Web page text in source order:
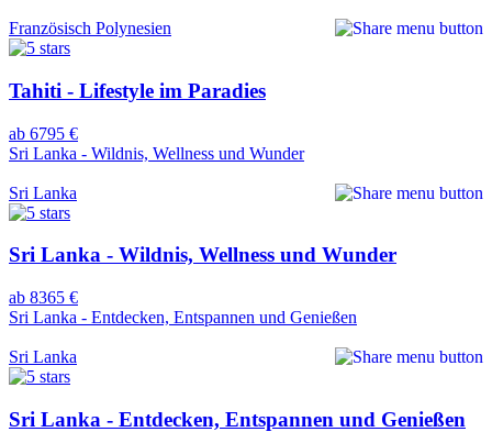
Französisch Polynesien
Tahiti - Lifestyle im Paradies
ab 6795 €
Sri Lanka - Wildnis, Wellness und Wunder
Sri Lanka
Sri Lanka - Wildnis, Wellness und Wunder
ab 8365 €
Sri Lanka - Entdecken, Entspannen und Genießen
Sri Lanka
Sri Lanka - Entdecken, Entspannen und Genießen